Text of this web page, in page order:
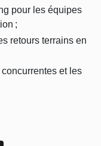
pour les équipes
;
retours terrains en
et les